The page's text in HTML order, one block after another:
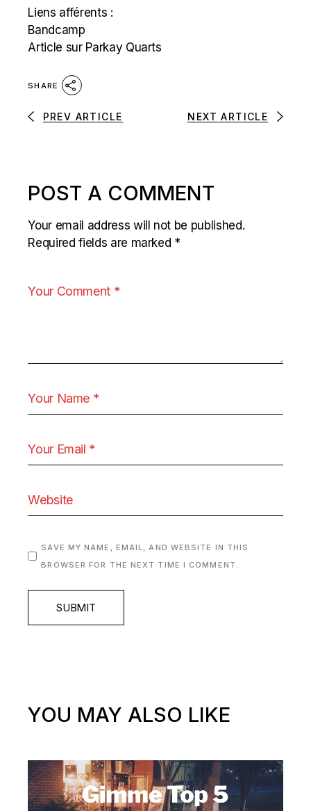
Liens afférents :
Bandcamp
Article sur Parkay Quarts
SHARE
PREV ARTICLE NEXT ARTICLE
POST A COMMENT
Your email address will not be published.
Required fields are marked *
SAVE MY NAME, EMAIL, AND WEBSITE IN THIS
BROWSER FOR THE NEXT TIME I COMMENT.
SUBMIT
YOU MAY ALSO LIKE